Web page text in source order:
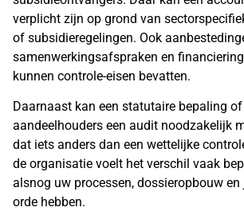
verplicht zijn op grond van
of subsidieregelingen. Ook
samenwerkingsafspraken en
kunnen controle-eisen bevatten.
Daarnaast kan een statutaire bepaling
aandeelhouders een audit noodzakelijk
dat iets anders dan een wettelijke
de organisatie voelt het verschil vaak
alsnog uw processen, dossieropbouw
orde hebben.